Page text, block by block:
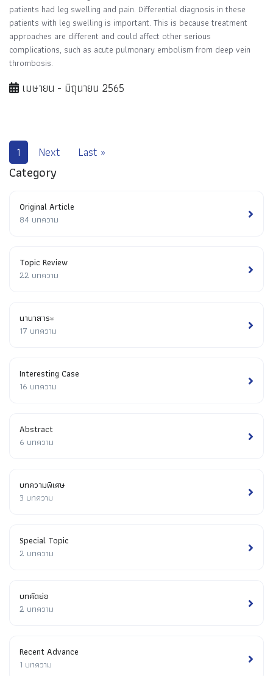
patients had leg swelling and pain. Differential diagnosis in these
patients with leg swelling is important. This is because treatment
approaches are different and could affect other serious
complications, such as acute pulmonary embolism from deep vein
thrombosis.
เมษายน - มิถุนายน 2565
1 Next Last »
Category
Original Article
84 บทความ
Topic Review
22 บทความ
นานาสาระ
17 บทความ
Interesting Case
16 บทความ
Abstract
6 บทความ
บทความพิเศษ
3 บทความ
Special Topic
2 บทความ
บทคัดย่อ
2 บทความ
Recent Advance
1 บทความ